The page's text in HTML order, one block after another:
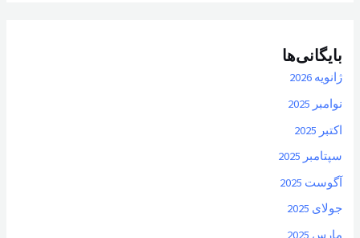
بایگانی‌ها
ژانویه 2026
نوامبر 2025
اکتبر 2025
سپتامبر 2025
آگوست 2025
جولای 2025
مارس 2025